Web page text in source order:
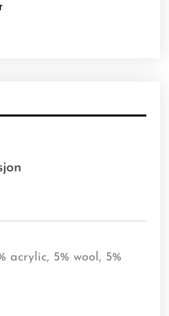
acrylic, 5% wool, 5%